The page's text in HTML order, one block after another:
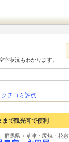
室状況もわかります。
クチコミ評点
で観光可で便利
群馬県 > 草津・尻焼・花敷